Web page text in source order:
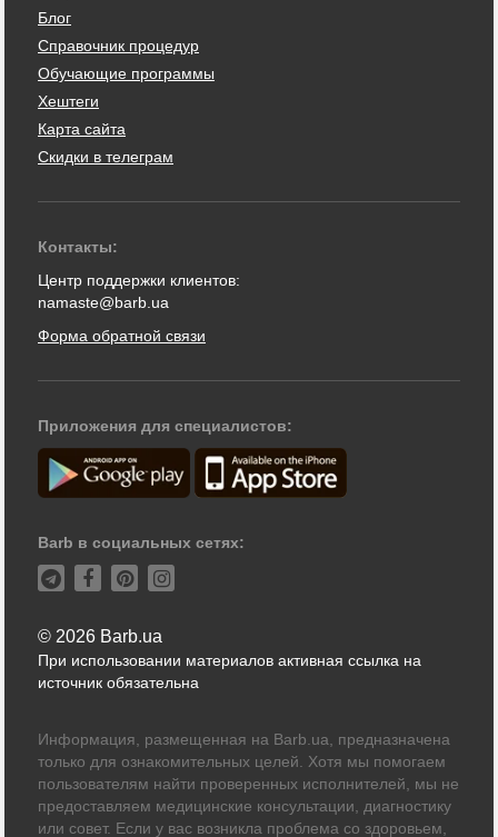
Блог
Справочник процедур
Обучающие программы
Хештеги
Карта сайта
Скидки в телеграм
Контакты:
Центр поддержки клиентов:
namaste@barb.ua
Форма обратной связи
Приложения для специалистов:
Barb в социальных сетях:
© 2026 Barb.ua
При использовании материалов активная ссылка на
источник обязательна
Информация, размещенная на Barb.ua, предназначена
только для ознакомительных целей. Хотя мы помогаем
пользователям найти проверенных исполнителей, мы не
предоставляем медицинские консультации, диагностику
или совет. Если у вас возникла проблема со здоровьем,